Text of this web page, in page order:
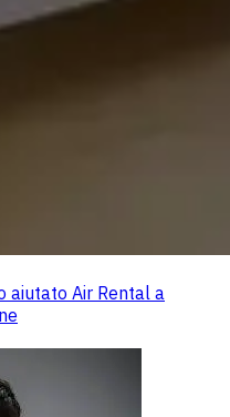
aiutato Air Rental a